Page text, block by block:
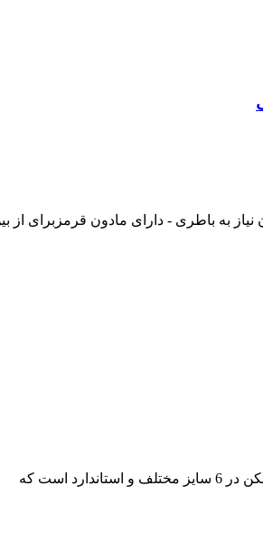
به باطری - دارای مادون قرمزبرای از